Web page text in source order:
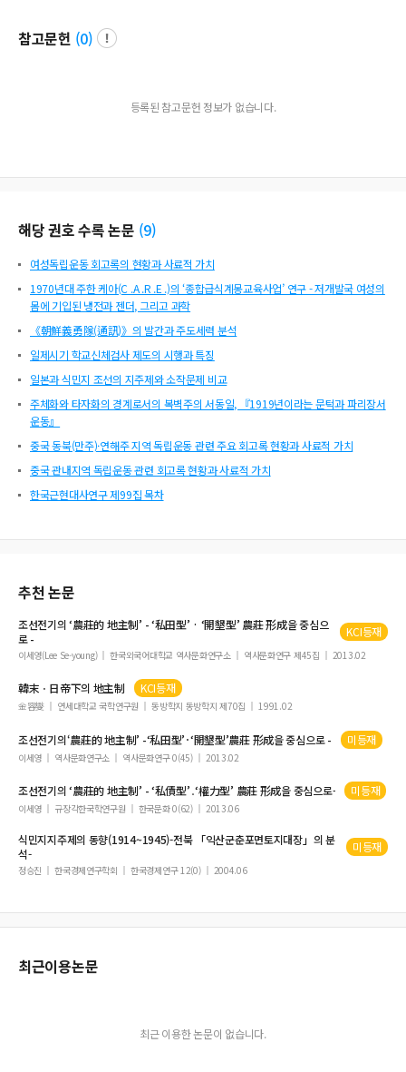
참고문헌 (0)
등록된 참고문헌 정보가 없습니다.
해당 권호 수록 논문 (9)
여성독립운동 회고록의 현황과 사료적 가치
1970년대 주한 케아(C .A .R .E .)의 ‘종합급식계몽교육사업’ 연구 - 저개발국 여성의
몸에 기입된 냉전과 젠더, 그리고 과학
《朝鮮義勇隊(通訊)》의 발간과 주도세력 분석
일제시기 학교신체검사 제도의 시행과 특징
일본과 식민지 조선의 지주제와 소작문제 비교
주체화와 타자화의 경계로서의 복벽주의 서동일, 『1919년이라는 문턱과 파리장서
운동』
중국 동북(만주)·연해주 지역 독립운동 관련 주요 회고록 현황과 사료적 가치
중국 관내지역 독립운동 관련 회고록 현황과 사료적 가치
한국근현대사연구 제99집 목차
추천 논문
조선전기의 ‘農莊的地主制’ - ‘私田型’ · ‘開墾型’ 農莊 形成을 중심으
로 -
KCI등재
이세영(Lee Se-young) 한국외국어대학교 역사문화연구소 역사문화연구 제45집 2013.02
韓末ㆍ日帝下의 地主制 KCI등재
金容燮 연세대학교 국학연구원 동방학지 동방학지 제70집 1991.02
조선전기의‘農莊的地主制’ -‘私田型’･‘開墾型’農莊 形成을 중심으로 - 미등재
이세영 역사문화연구소 역사문화연구 0(45) 2013.02
조선전기의 ‘農莊的地主制’ - ‘私債型’․‘權力型’ 農莊 形成을 중심으로- 미등재
이세영 규장각한국학연구원 한국문화 0(62) 2013.06
식민지지주제의 동향(1914~1945)-전북 「익산군춘포면토지대장」의 분
석-
미등재
정승진 한국경제연구학회 한국경제연구 12(0) 2004.06
최근이용논문
최근 이용한 논문이 없습니다.